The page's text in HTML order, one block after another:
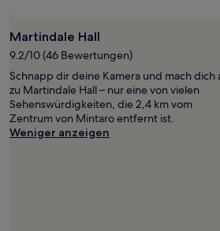
können
Bedingungen
gelten.
Martindale Hall
9.2/10 (46 Bewertungen)
Schnapp dir deine Kamera und mach dich
zu Martindale Hall – nur eine von vielen
Sehenswürdigkeiten, die 2,4 km vom
Zentrum von Mintaro entfernt ist.
Weniger anzeigen